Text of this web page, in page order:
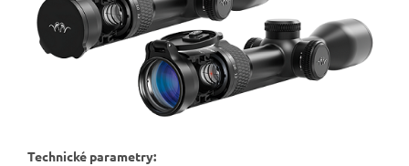
Technické parametry: